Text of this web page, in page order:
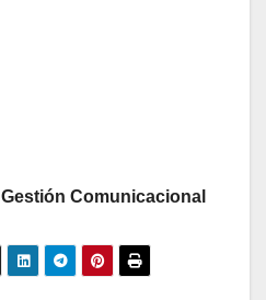
Gestión Comunicacional